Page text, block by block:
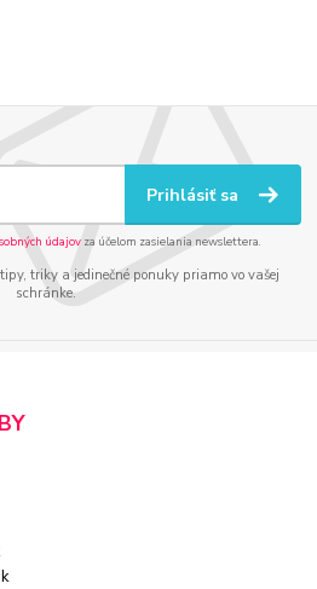
Prihlásiť sa
údajov za účelom zasielania newslettera.
triky a jedinečné ponuky priamo vo vašej
schránke.